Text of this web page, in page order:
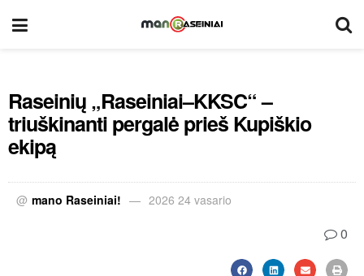
Raseinių „Raseiniai–KKSC“ –
triuškinanti pergalė prieš Kupiškio
ekipą
@ mano Raseiniai! 2026 24 vasario
0